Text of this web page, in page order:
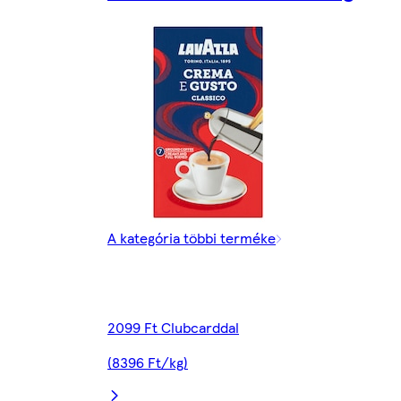
A kategória többi terméke
2099 Ft Clubcarddal
(8396 Ft/kg)